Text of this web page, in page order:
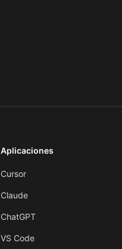
Aplicaciones
Cursor
Claude
ChatGPT
VS Code